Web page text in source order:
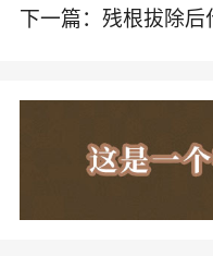
下一篇： 残根拔除后